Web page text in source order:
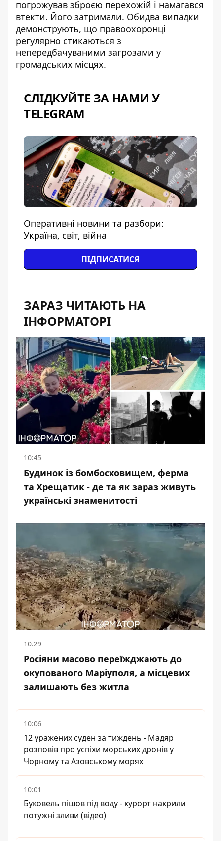
погрожував зброєю перехожій і намагався
втекти. Його затримали. Обидва випадки
демонструють, що правоохоронці
регулярно стикаються з
непередбачуваними загрозами у
громадських місцях.
СЛІДКУЙТЕ ЗА НАМИ У
TELEGRAM
Оперативні новини та разбори:
Україна, світ, війна
ПІДПИСАТИСЯ
ЗАРАЗ ЧИТАЮТЬ НА
ІНФОРМАТОРІ
10:45
Будинок із бомбосховищем, ферма
та Хрещатик - де та як зараз живуть
українські знаменитості
10:29
Росіяни масово переїжджають до
окупованого Маріуполя, а місцевих
залишають без житла
10:06
12 уражених суден за тиждень - Мадяр
розповів про успіхи морських дронів у
Чорному та Азовському морях
10:01
Буковель пішов під воду - курорт накрили
потужні зливи (відео)